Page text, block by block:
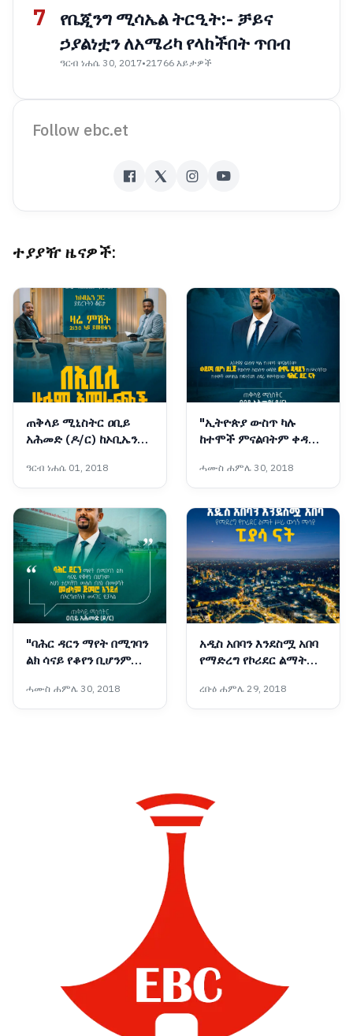
7
የቤጂንግ ሚሳኤል ትርዒት:- ቻይና
ኃያልነቷን ለአሜሪካ የላከችበት ጥበብ
ዓርብ ነሐሴ 30, 2017•21766 እይታዎች
Follow ebc.et
ተያያዥ ዜናዎች:
ጠቅላይ ሚኒስትር ዐቢይ
አሕመድ (ዶ/ር) ከኦቢኤን
ዓርብ ነሐሴ 01, 2018
"ኢትዮጵያ ውስጥ ካሉ
ከተሞች ምናልባትም ቀዳሚ
መንገድ በጥሩ ዲዛይን
ከተሠሩባቸው ከተሞች
መካከል ከፍተኛውን ስፍራ
የምትይዘው ባሕር ዳር ናት።"
- ጠቅላይ ሚኒስትር ዐቢይ
አሕመድ
ሓሙስ ሐምሌ 30, 2018
"ባሕር ዳርን ማየት በሚገባን
ልክ ሳናይ የቆየን ቢሆንም
በመቃኘት መልካም ጅማሮ
እንዳለ በእርግጠኝነት መናገር
ሓሙስ ሐምሌ 30, 2018
አዲስ አበባን እንደስሟ አበባ
የማድረግ የኮሪደር ልማት
ረቡዕ ሐምሌ 29, 2018